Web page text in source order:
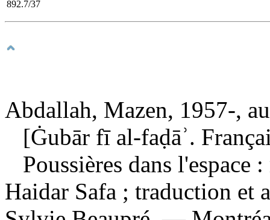
892.7/37
Abdallah, Mazen, 1957-,
[Ġubār fī al-faḍāʾ.
Poussières dans l'espace
Haidar Safa ; traduction et